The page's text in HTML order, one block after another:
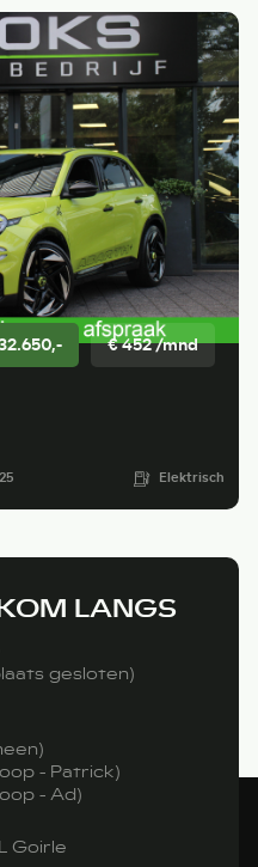
€ 452 /mnd
Elektrisch
LANGS
gesloten)
- Patrick)
- Ad)
Goirle